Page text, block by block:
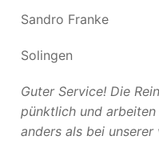
Sandro Franke
Solingen
Guter Service! Die
pünktlich und
anders als bei